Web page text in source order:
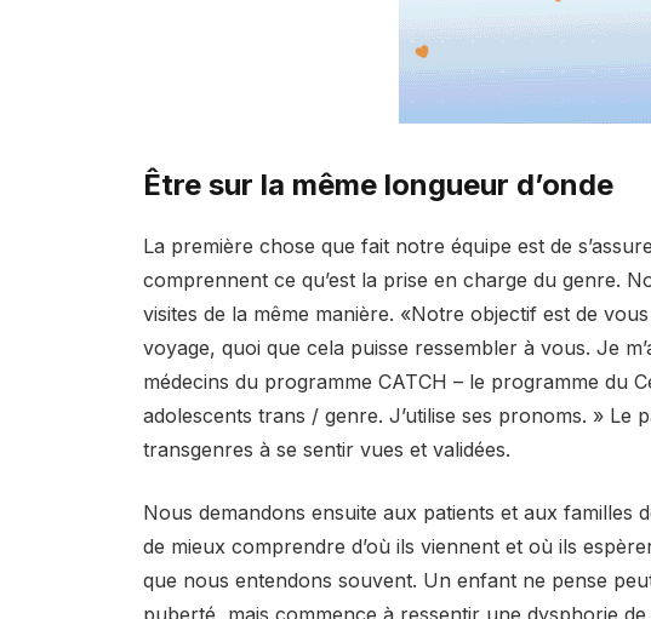
Être sur la même longueur d’onde
La première chose que fait notre équipe est de
comprennent ce qu’est la prise en charge du genre.
visites de la même manière. «Notre objectif est de
voyage, quoi que cela puisse ressembler à vous. Je
médecins du programme CATCH – le programme du
adolescents trans / genre. J’utilise ses pronoms. » Le
transgenres à se sentir vues et validées.
Nous demandons ensuite aux patients et aux familles
de mieux comprendre d’où ils viennent et où ils
que nous entendons souvent. Un enfant ne pense